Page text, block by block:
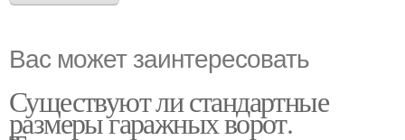
Вас может заинтересовать
Существуют ли стандартные
размеры гаражных ворот.